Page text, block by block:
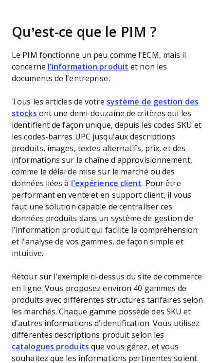
Qu’est-ce que le PIM ?
Le PIM fonctionne un peu comme l’ECM, mais il
concerne l’information produit et non les
documents de l’entreprise.
Tous les articles de votre système de gestion des
stocks ont une demi-douzaine de critères qui les
identifient de façon unique, depuis les codes SKU et
les codes-barres UPC jusqu’aux descriptions
produits, images, textes alternatifs, prix, et des
informations sur la chaîne d'approvisionnement,
comme le délai de mise sur le marché ou des
données liées à
l’expérience client. Pour être
performant en vente et en support client, il vous
faut une solution capable de centraliser ces
données produits dans un système de gestion de
l’information produit qui facilite la compréhension
et l’analyse de vos gammes, de façon simple et
intuitive.
Retour sur l’exemple ci-dessus du site de commerce
en ligne. Vous proposez environ 40 gammes de
produits avec différentes structures tarifaires selon
les marchés. Chaque gamme possède des SKU et
d’autres informations d’identification. Vous utilisez
différentes descriptions produit selon les
catalogues produits que vous gérez, et vous
souhaitez que les informations pertinentes soient